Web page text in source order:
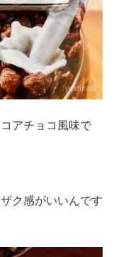
アチョコ風味で
ク感がいいんです